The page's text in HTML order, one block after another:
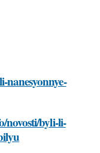
nanesyonnye-
novosti/byli-li-